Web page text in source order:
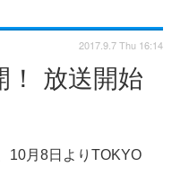
！ 放送開始
10月8日よりTOKYO
2017.9.7 Thu 16:14